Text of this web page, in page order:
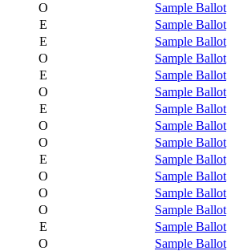
O
Sample Ballot
E
Sample Ballot
E
Sample Ballot
O
Sample Ballot
E
Sample Ballot
O
Sample Ballot
E
Sample Ballot
O
Sample Ballot
O
Sample Ballot
E
Sample Ballot
O
Sample Ballot
O
Sample Ballot
O
Sample Ballot
E
Sample Ballot
O
Sample Ballot